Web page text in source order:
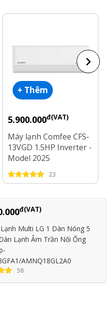
+ Thêm
5.900.000đ(VAT)
Máy lạnh Comfee CFS-
13VGD 1.5HP Inverter -
Model 2025
23
đ(VAT)
Multi LG 1 Dàn Nóng 5
Lạnh Âm Trần Nối Ống
AMNQ18GL2A0
58